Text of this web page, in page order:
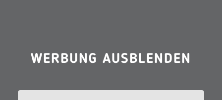
WERBUNG AUSBLENDEN